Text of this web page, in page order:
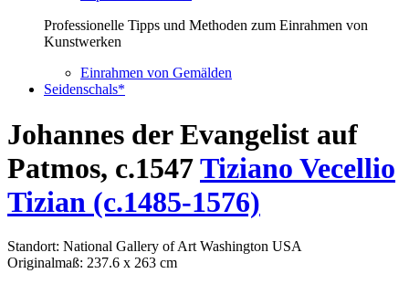
Professionelle Tipps und Methoden zum Einrahmen von
Kunstwerken
Einrahmen von Gemälden
Seidenschals*
Johannes der Evangelist auf
Patmos, c.1547Tiziano Vecellio
Tizian (c.1485-1576)
Standort: National Gallery of Art Washington USA
Originalmaß: 237.6 x 263 cm